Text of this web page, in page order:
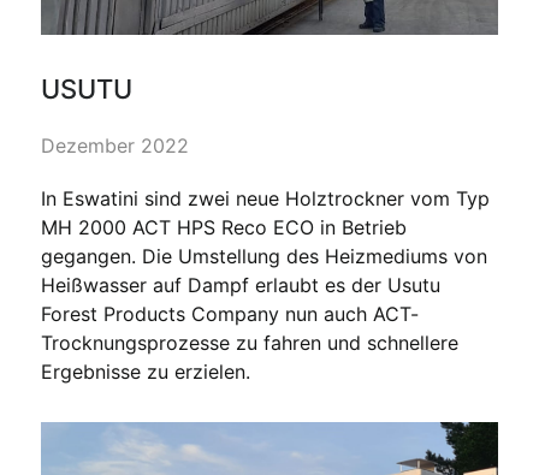
USUTU
Dezember 2022
In Eswatini sind zwei neue Holztrockner vom Typ
MH 2000 ACT HPS Reco ECO in Betrieb
gegangen. Die Umstellung des Heizmediums von
Heißwasser auf Dampf erlaubt es der Usutu
Forest Products Company nun auch ACT-
Trocknungsprozesse zu fahren und schnellere
Ergebnisse zu erzielen.